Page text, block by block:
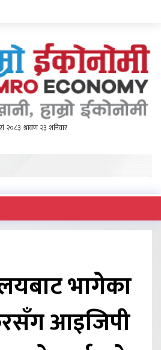
भागेका
आइजिपी